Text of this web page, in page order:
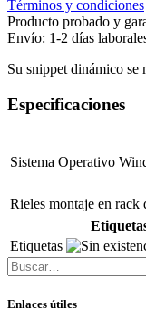
Términos y condiciones
Producto probado y
Envío: 1-2 días
Su snippet dinámico se
Especificaciones
Sistema Operativo
Rieles montaje en rack
Etiquetas
Enlaces útiles